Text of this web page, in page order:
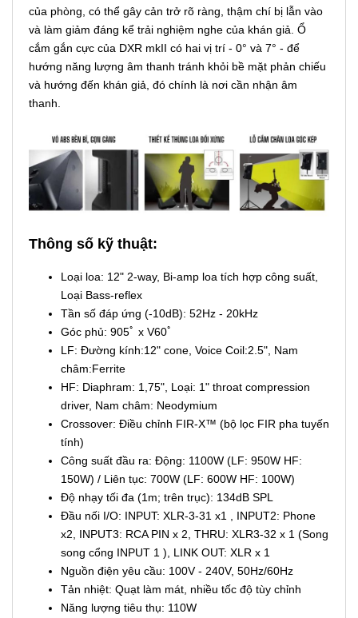
của phòng, có thể gây cản trở rõ ràng, thậm chí bị lẫn vào
và làm giảm đáng kể trải nghiệm nghe của khán giả. Ổ
cắm gắn cực của DXR mkII có hai vị trí - 0° và 7° - để
hướng năng lượng âm thanh tránh khỏi bề mặt phản chiếu
và hướng đến khán giả, đó chính là nơi cần nhận âm
thanh.
Thông số kỹ thuật:
Loại loa: 12" 2-way, Bi-amp loa tích hợp công suất,
Loại Bass-reflex
Tần số đáp ứng (-10dB): 52Hz - 20kHz
Góc phủ: 905ﾟ x V60ﾟ
LF: Đường kính:12" cone, Voice Coil:2.5", Nam
châm:Ferrite
HF: Diaphram: 1,75", Loại: 1" throat compression
driver, Nam châm: Neodymium
Crossover: Điều chỉnh FIR-X™ (bộ lọc FIR pha tuyến
tính)
Công suất đầu ra: Động: 1100W (LF: 950W HF:
150W) / Liên tục: 700W (LF: 600W HF: 100W)
Độ nhạy tối đa (1m; trên trục): 134dB SPL
Đầu nối I/O: INPUT: XLR-3-31 x1 , INPUT2: Phone
x2, INPUT3: RCA PIN x 2, THRU: XLR3-32 x 1 (Song
song cổng INPUT 1 ), LINK OUT: XLR x 1
Nguồn điện yêu cầu: 100V - 240V, 50Hz/60Hz
Tản nhiệt: Quạt làm mát, nhiều tốc độ tùy chỉnh
Năng lượng tiêu thụ: 110W